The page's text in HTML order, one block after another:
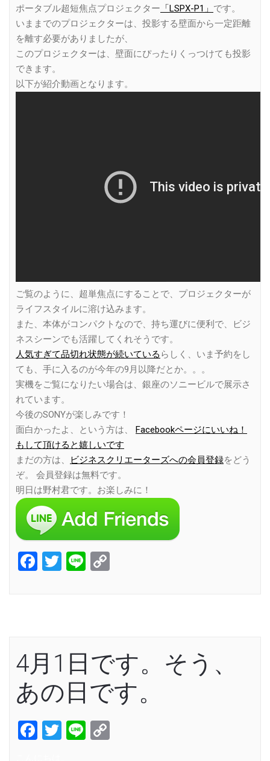
ポータブル超短焦点プロジェクター 「LSPX-P1」 です。
いままでのプロジェクターは、投影する壁面から一定距離
を離す必要がありましたが、
このプロジェクターは、壁面にぴったりくっつけても投影
できます。
以下が紹介動画となります。
ご覧のように、超単焦点にすることで、プロジェクターが
ライフスタイルに溶け込みます。
また、本体がコンパクトなので、持ち運びに便利で、ビジ
ネスシーンでも活躍してくれそうです。
人気すぎて品切れ状態が続いている らしく、いま予約をし
ても、手に入るのが今年の9月以降だとか。。。
実機をご覧になりたい場合は、銀座のソニービルで展示さ
れています。
今後のSONYが楽しみです！
面白かったよ、という方は、 Facebookページにいいね！
もして頂けると嬉しいです
まだの方は、
ビジネスクリエーターズへの会員登録をどう
ぞ。 会員登録は無料です。
明日は野村君です。お楽しみに！
Facebook
Twitter
Line
4月1日です。そう、
あの日です。
Facebook
Twitter
Line